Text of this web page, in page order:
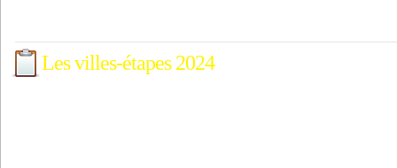
Les villes-étapes 2024